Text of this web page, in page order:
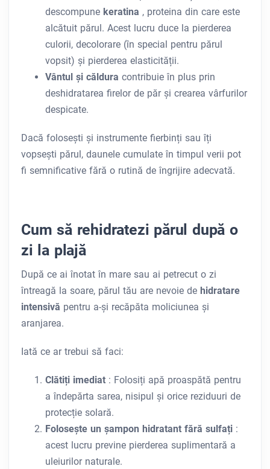
descompune keratina , proteina din care este
alcătuit părul. Acest lucru duce la pierderea
culorii, decolorare (în special pentru părul
vopsit) și pierderea elasticității.
Vântul și căldura contribuie în plus prin
deshidratarea firelor de păr și crearea vârfurilor
despicate.
Dacă folosești și instrumente fierbinți sau îți
vopsești părul, daunele cumulate în timpul verii pot
fi semnificative fără o rutină de îngrijire adecvată.
Cum să rehidratezi părul după o
zi la plajă
După ce ai înotat în mare sau ai petrecut o zi
întreagă la soare, părul tău are nevoie de hidratare
intensivă pentru a-și recăpăta moliciunea și
aranjarea.
Iată ce ar trebui să faci:
Clătiți imediat : Folosiți apă proaspătă pentru
a îndepărta sarea, nisipul și orice reziduuri de
protecție solară.
Folosește un șampon hidratant fără sulfați :
acest lucru previne pierderea suplimentară a
uleiurilor naturale.